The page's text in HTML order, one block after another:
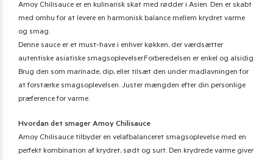
Amoy Chilisauce er en kulinarisk skat med rødder i Asien. Den er skabt
med omhu for at levere en harmonisk balance mellem krydret varme
og smag.
Denne sauce er et must-have i enhver køkken, der værdsætter
autentiske asiatiske smagsoplevelser.Forberedelsen er enkel og alsidig.
Brug den som marinade, dip, eller tilsæt den under madlavningen for
at forstærke smagsoplevelsen. Juster mængden efter din personlige
præference for varme.
Hvordan det smager Amoy Chilisauce
Amoy Chilisauce tilbyder en velafbalanceret smagsoplevelse med en
perfekt kombination af krydret, sødt og surt. Den krydrede varme giver